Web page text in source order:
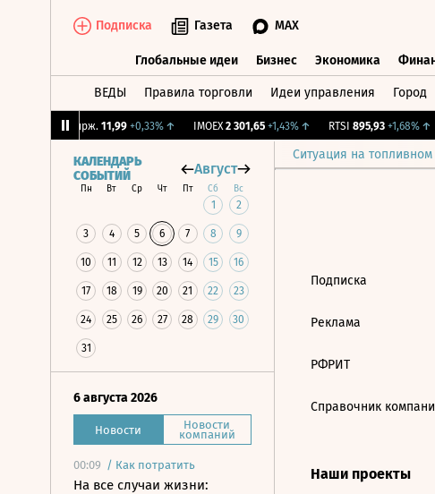
Подписка Газета MAX
Глобальные идеи Бизнес Экономика
ВЕДЫ Правила торговли Идеи управления Город
CNY Бирж. 11,99 +0,33%↑ IMOEX 2 301,65 +1,43%↑ RTSI 895,93 +1,68%↑
Ситуация на
КАЛЕНДАРЬ
СОБЫТИЙ
Август
Пн Вт Ср Чт Пт Сб Вс
1 2
3 4 5 6 7 8 9
10 11 12 13 14 15 16
17 18 19 20 21 22 23
24 25 26 27 28 29 30
31
6 августа 2026
Новости Новости
компаний
00:09 / Как потратить
На все случаи жизни:
Подписка
Реклама
РФРИТ
Справочник
Наши проекты